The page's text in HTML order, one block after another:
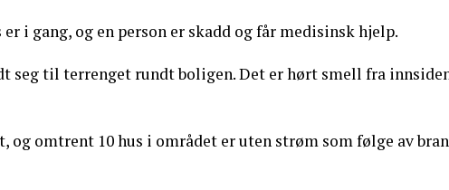
i gang, og en person er skadd og får medisinsk hjelp.
seg til terrenget rundt boligen. Det er hørt smell fra
og omtrent 10 hus i området er uten strøm som følge av